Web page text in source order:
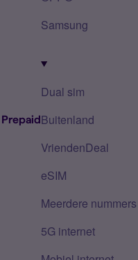
Prepaid
Samsung
Dual sim
Buitenland
VriendenDeal
eSIM
Meerdere nummers
5G internet